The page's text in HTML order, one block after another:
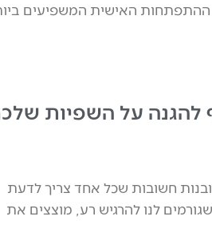
מספרי ההתפתחות האישית המשפיעים
להגנה על השפיות
חשובות שכל אחד צריך לדעת
לנו להרגיש רע, מוצצים את